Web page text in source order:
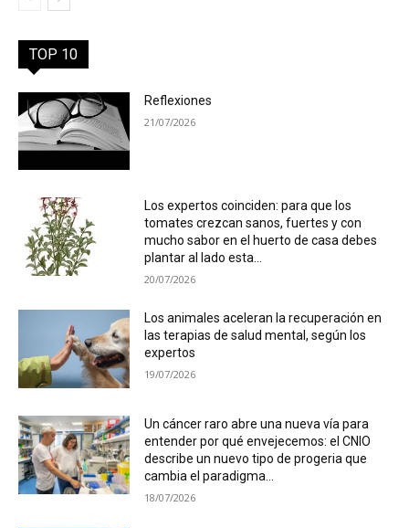
TOP 10
Reflexiones
21/07/2026
Los expertos coinciden: para que los
tomates crezcan sanos, fuertes y con
mucho sabor en el huerto de casa debes
plantar al lado esta...
20/07/2026
Los animales aceleran la recuperación en
las terapias de salud mental, según los
expertos
19/07/2026
Un cáncer raro abre una nueva vía para
entender por qué envejecemos: el CNIO
describe un nuevo tipo de progeria que
cambia el paradigma...
18/07/2026